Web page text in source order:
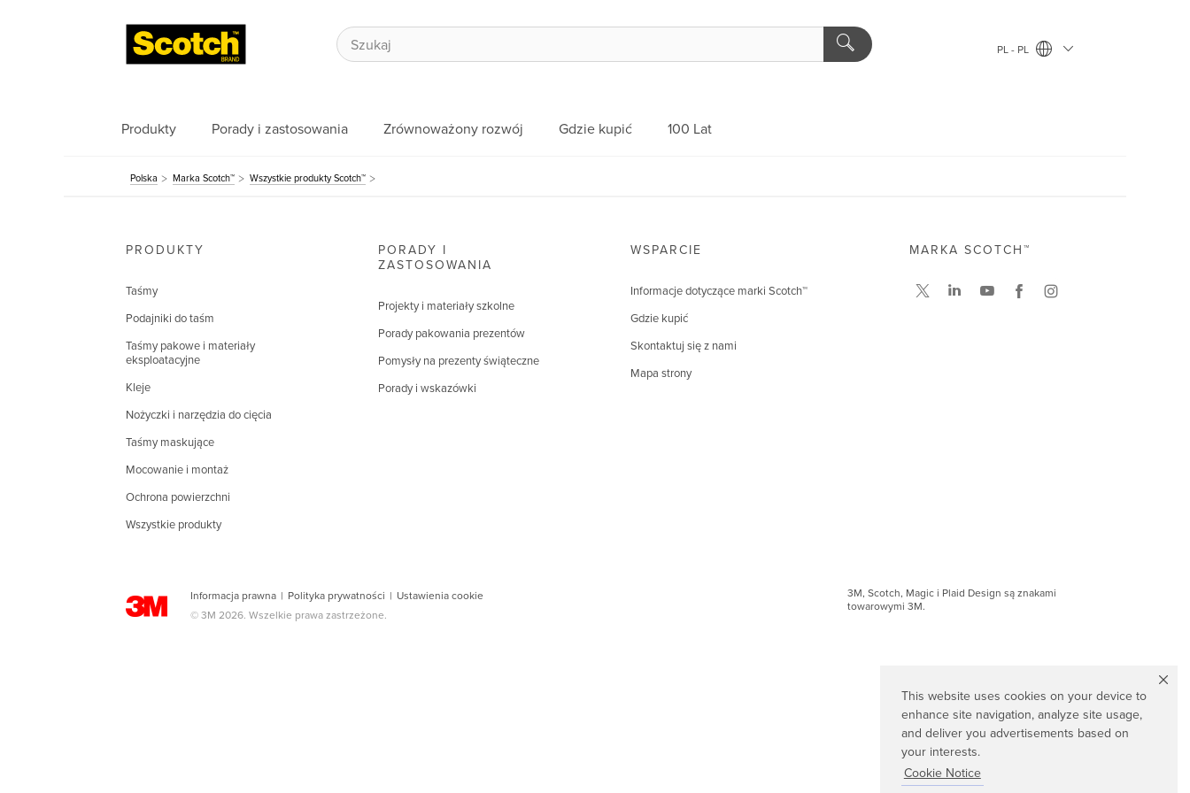
This website uses cookies on your device to
enhance site navigation, analyze site usage,
and deliver you advertisements based on
your interests.
Cookie Notice
PL - PL
Produkty Porady i zastosowania Zrównoważony rozwój Gdzie kupić 100 Lat
Polska Marka Scotch™ Wszystkie produkty Scotch™
PRODUKTY
Taśmy
Podajniki do taśm
Taśmy pakowe i materiały
eksploatacyjne
Kleje
Nożyczki i narzędzia do cięcia
Taśmy maskujące
Mocowanie i montaż
Ochrona powierzchni
Wszystkie produkty
PORADY I
ZASTOSOWANIA
Projekty i materiały szkolne
Porady pakowania prezentów
Pomysły na prezenty świąteczne
Porady i wskazówki
WSPARCIE
Informacje dotyczące marki Scotch™
Gdzie kupić
Skontaktuj się z nami
Mapa strony
Informacja prawna | Polityka prywatności | Ustawienia cookie
© 3M 2026. Wszelkie prawa zastrzeżone.
MARKA SCOTCH™
3M, Scotch, Magic i Plaid Design są znakami
towarowymi 3M.